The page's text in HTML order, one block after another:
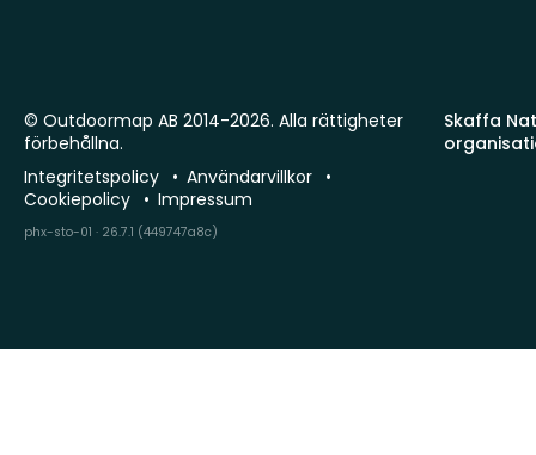
Skaffa
© Outdoormap AB 2014-2026. Alla rättigheter
förbehållna.
Integritetspolicy
Användarvillkor
Cookiepolicy
Impressum
phx-sto-01 · 26.7.1 (449747a8c)